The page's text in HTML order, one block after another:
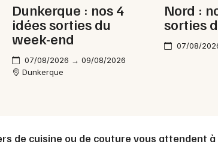
Je
Dunkerque : nos 4
idées sorties du
week-end
07/08/2026 → 09/08/2026
Dunkerque
Nord :
sorties
07/08/
de cuisine ou de couture vous attendent à